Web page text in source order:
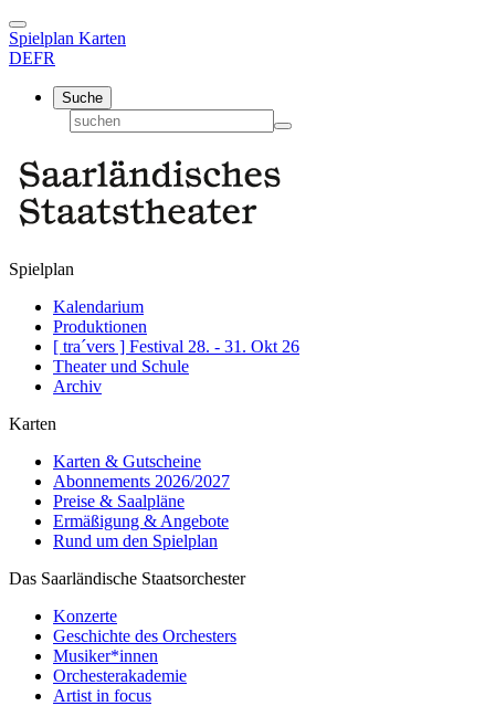
Spielplan Karten
DEFR
Suche
Spielplan
Kalendarium
Produktionen
[ tra´vers ] Festival 28. - 31. Okt 26
Theater und Schule
Archiv
Karten
Karten & Gutscheine
Abonnements 2026/2027
Preise & Saalpläne
Ermäßigung & Angebote
Rund um den Spielplan
Das Saarländische Staatsorchester
Konzerte
Geschichte des Orchesters
Musiker*innen
Orchesterakademie
Artist in focus